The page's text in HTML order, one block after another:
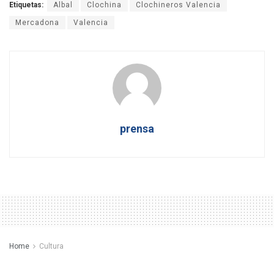
Etiquetas: Albal Clochina Clochineros Valencia
Mercadona Valencia
prensa
Home Cultura